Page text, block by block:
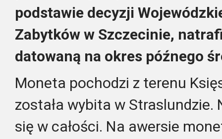
podstawie decyzji
Zabytków w Szczecinie,
datowaną na okres późnego
Moneta pochodzi z terenu
została wybita w Straslundzie.
się w całości. Na awersie